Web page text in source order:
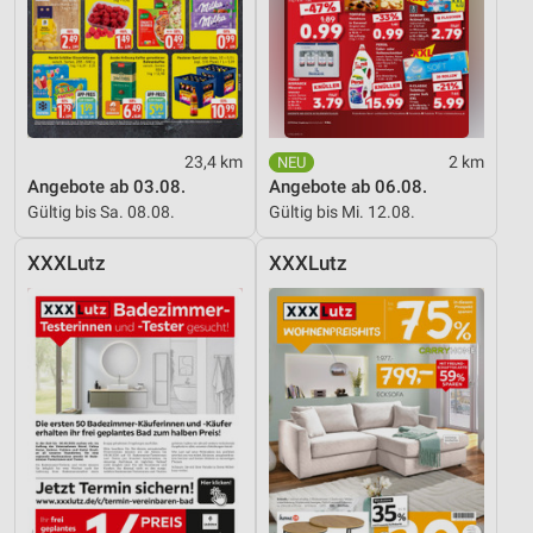
23,4 km
Angebote ab 03.08.
Gültig bis Sa. 08.08.
2 km
Angebote ab 06.08.
Gültig bis Mi. 12.08.
XXXLutz XXXLutz